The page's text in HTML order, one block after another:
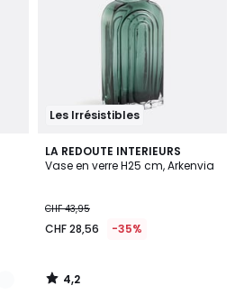
Les Irrésistibles
LA REDOUTE INTERIEURS
Vase en verre H25 cm, Arkenvia
CHF 43,95
CHF 28,56 -35%
4,2
/ 5
4,2
/